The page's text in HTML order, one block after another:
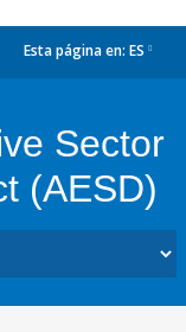
Esta página en: ES
Sector
(AESD)